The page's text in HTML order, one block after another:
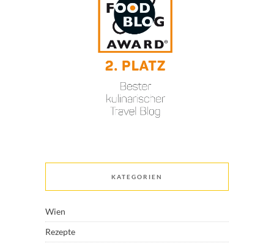
KATEGORIEN
Wien
Rezepte